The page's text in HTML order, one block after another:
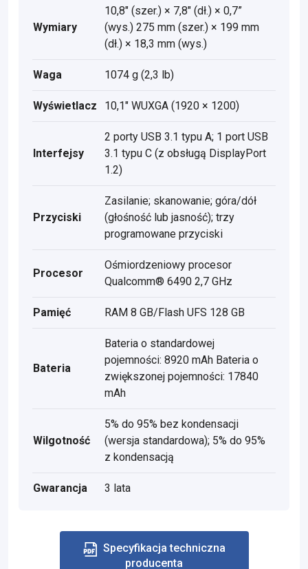
Wymiary
10,8" (szer.) × 7,8" (dł.) × 0,7”
(wys.) 275 mm (szer.) × 199 mm
(dł.) × 18,3 mm (wys.)
Waga 1074 g (2,3 lb)
Wyświetlacz 10,1" WUXGA (1920 × 1200)
Interfejsy
2 porty USB 3.1 typu A; 1 port USB
3.1 typu C (z obsługą DisplayPort
1.2)
Przyciski
Zasilanie; skanowanie; góra/dół
(głośność lub jasność); trzy
programowane przyciski
Procesor
Ośmiordzeniowy procesor
Qualcomm® 6490 2,7 GHz
Pamięć RAM 8 GB/Flash UFS 128 GB
Bateria
Bateria o standardowej
pojemności: 8920 mAh Bateria o
zwiększonej pojemności: 17840
mAh
Wilgotność
5% do 95% bez kondensacji
(wersja standardowa); 5% do 95%
z kondensacją
Gwarancja 3 lata
Specyfikacja techniczna
producenta